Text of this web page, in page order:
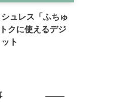
ュレス「ふちゅ
クに使えるデジ
ト